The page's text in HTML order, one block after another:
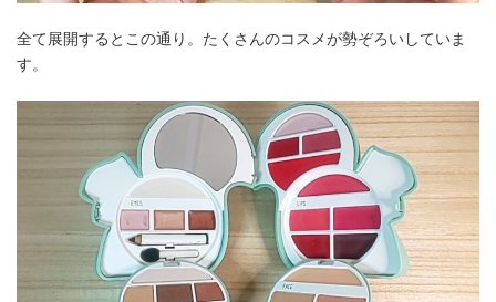
全て展開するとこの通り。たくさんのコスメが勢ぞろいしていま
す。